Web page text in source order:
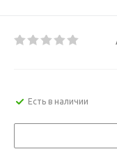
Есть в наличии